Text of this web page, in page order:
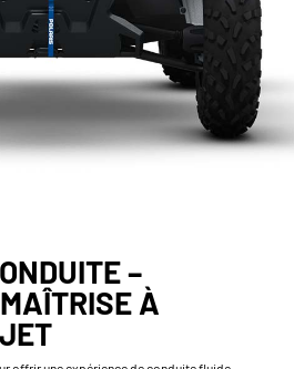
–
À